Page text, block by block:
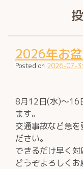
2026年お
Posted on 2026-07-
8月12日(水)～16
ます。
交通事故など急
ださい。
できるだけ早く対
どうぞよろしくお